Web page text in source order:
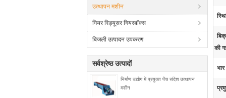
उत्थापन मशीन
गियर रिड्यूसर गियरबॉक्स
बिजली उत्पादन उपकरण
सर्वश्रेष्ठ उत्पादों
निर्माण उद्योग में प्रयुक्त पेंच संदेश उत्थापन
मशीन
की
भार